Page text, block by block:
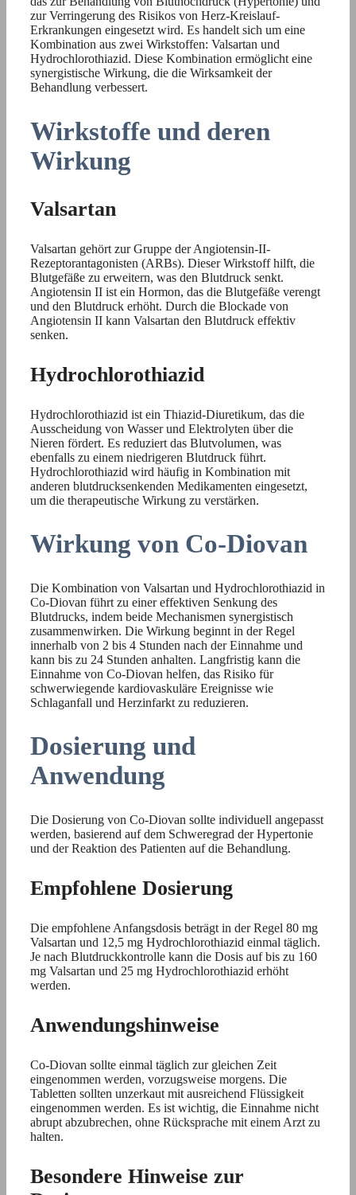
zur Verringerung des Risikos von Herz-Kreislauf-
Erkrankungen eingesetzt wird. Es handelt sich um eine
Kombination aus zwei Wirkstoffen: Valsartan und
Hydrochlorothiazid. Diese Kombination ermöglicht eine
synergistische Wirkung, die die Wirksamkeit der
Behandlung verbessert.
Wirkstoffe und deren
Wirkung
Valsartan
Valsartan gehört zur Gruppe der Angiotensin-II-
Rezeptorantagonisten (ARBs). Dieser Wirkstoff hilft, die
Blutgefäße zu erweitern, was den Blutdruck senkt.
Angiotensin II ist ein Hormon, das die Blutgefäße verengt
und den Blutdruck erhöht. Durch die Blockade von
Angiotensin II kann Valsartan den Blutdruck effektiv
senken.
Hydrochlorothiazid
Hydrochlorothiazid ist ein Thiazid-Diuretikum, das die
Ausscheidung von Wasser und Elektrolyten über die
Nieren fördert. Es reduziert das Blutvolumen, was
ebenfalls zu einem niedrigeren Blutdruck führt.
Hydrochlorothiazid wird häufig in Kombination mit
anderen blutdrucksenkenden Medikamenten eingesetzt,
um die therapeutische Wirkung zu verstärken.
Wirkung von Co-Diovan
Die Kombination von Valsartan und Hydrochlorothiazid in
Co-Diovan führt zu einer effektiven Senkung des
Blutdrucks, indem beide Mechanismen synergistisch
zusammenwirken. Die Wirkung beginnt in der Regel
innerhalb von 2 bis 4 Stunden nach der Einnahme und
kann bis zu 24 Stunden anhalten. Langfristig kann die
Einnahme von Co-Diovan helfen, das Risiko für
schwerwiegende kardiovaskuläre Ereignisse wie
Schlaganfall und Herzinfarkt zu reduzieren.
Dosierung und
Anwendung
Die Dosierung von Co-Diovan sollte individuell angepasst
werden, basierend auf dem Schweregrad der Hypertonie
und der Reaktion des Patienten auf die Behandlung.
Empfohlene Dosierung
Die empfohlene Anfangsdosis beträgt in der Regel 80 mg
Valsartan und 12,5 mg Hydrochlorothiazid einmal täglich.
Je nach Blutdruckkontrolle kann die Dosis auf bis zu 160
mg Valsartan und 25 mg Hydrochlorothiazid erhöht
werden.
Anwendungshinweise
Co-Diovan sollte einmal täglich zur gleichen Zeit
eingenommen werden, vorzugsweise morgens. Die
Tabletten sollten unzerkaut mit ausreichend Flüssigkeit
eingenommen werden. Es ist wichtig, die Einnahme nicht
abrupt abzubrechen, ohne Rücksprache mit einem Arzt zu
halten.
Besondere Hinweise zur